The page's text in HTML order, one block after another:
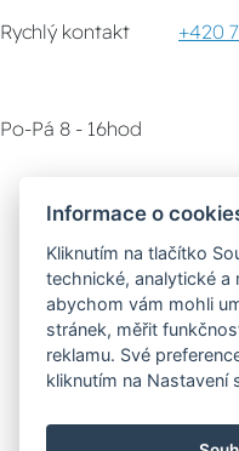
Rychlý kontakt +420
Po-Pá 8 - 16hod
Poradna
Možnosti dopravy
Bezpečná a rychlá
Informace o
Kliknutím na tlačítko
technické, analytické
abychom vám mohli
stránek, měřit
reklamu. Své
kliknutím na Nastavení